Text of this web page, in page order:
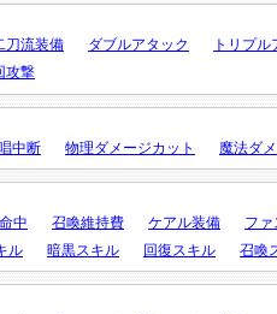
刀流装備 ダブルアタック
トリプル
攻撃
中断 物理ダメージカット 魔法ダ
中 召喚維持費 ケアル装備
フ
ル 暗黒スキル 回復スキル 召喚